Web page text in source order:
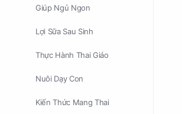
Giúp Ngủ Ngon
Lợi Sữa Sau Sinh
Thực Hành Thai Giáo
Nuôi Dạy Con
Kiến Thức Mang Thai